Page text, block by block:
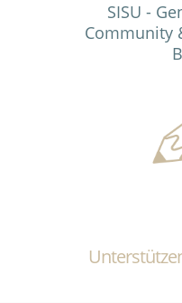
SISU -
Community